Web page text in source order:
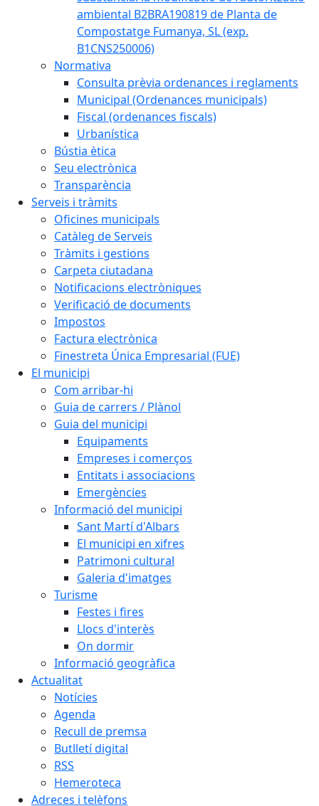
ambiental B2BRA190819 de Planta de
Compostatge Fumanya, SL (exp.
B1CNS250006)
Normativa
Consulta prèvia ordenances i reglaments
Municipal (Ordenances municipals)
Fiscal (ordenances fiscals)
Urbanística
Bústia ètica
Seu electrònica
Transparència
Serveis i tràmits
Oficines municipals
Catàleg de Serveis
Tràmits i gestions
Carpeta ciutadana
Notificacions electròniques
Verificació de documents
Impostos
Factura electrònica
Finestreta Única Empresarial (FUE)
El municipi
Com arribar-hi
Guia de carrers / Plànol
Guia del municipi
Equipaments
Empreses i comerços
Entitats i associacions
Emergències
Informació del municipi
Sant Martí d'Albars
El municipi en xifres
Patrimoni cultural
Galeria d'imatges
Turisme
Festes i fires
Llocs d'interès
On dormir
Informació geogràfica
Actualitat
Notícies
Agenda
Recull de premsa
Butlletí digital
RSS
Hemeroteca
Adreces i telèfons